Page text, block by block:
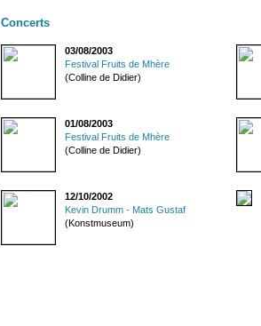
Concerts
03/08/2003
Festival Fruits de Mhère
(Colline de Didier)
01/08/2003
Festival Fruits de Mhère
(Colline de Didier)
12/10/2002
Kevin Drumm - Mats Gustaf
(Konstmuseum)